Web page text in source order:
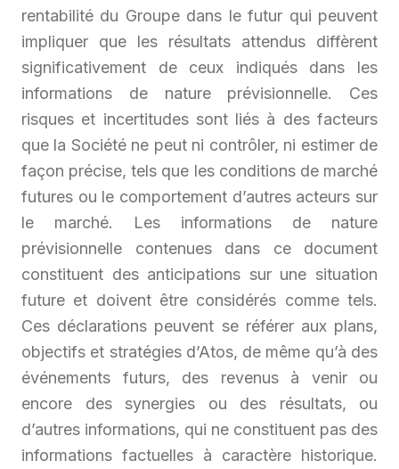
rentabilité du Groupe dans le futur qui peuvent
impliquer que les résultats attendus diffèrent
significativement de ceux indiqués dans les
informations de nature prévisionnelle. Ces
risques et incertitudes sont liés à des facteurs
que la Société ne peut ni contrôler, ni estimer de
façon précise, tels que les conditions de marché
futures ou le comportement d’autres acteurs sur
le marché. Les informations de nature
prévisionnelle contenues dans ce document
constituent des anticipations sur une situation
future et doivent être considérés comme tels.
Ces déclarations peuvent se référer aux plans,
objectifs et stratégies d’Atos, de même qu’à des
événements futurs, des revenus à venir ou
encore des synergies ou des résultats, ou
d’autres informations, qui ne constituent pas des
informations factuelles à caractère historique.